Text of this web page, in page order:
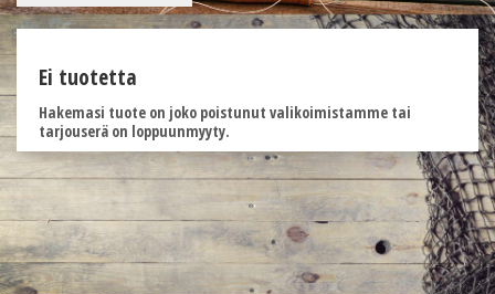
Ei tuotetta
Hakemasi tuote on joko poistunut valikoimistamme tai
tarjouserä on loppuunmyyty.